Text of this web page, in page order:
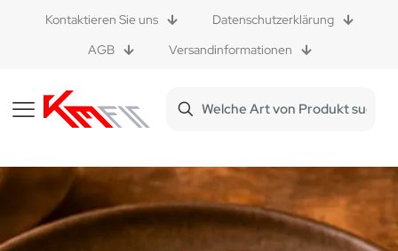
Kontaktieren Sie uns
Datenschutzerklärung
AGB
Versandinformationen